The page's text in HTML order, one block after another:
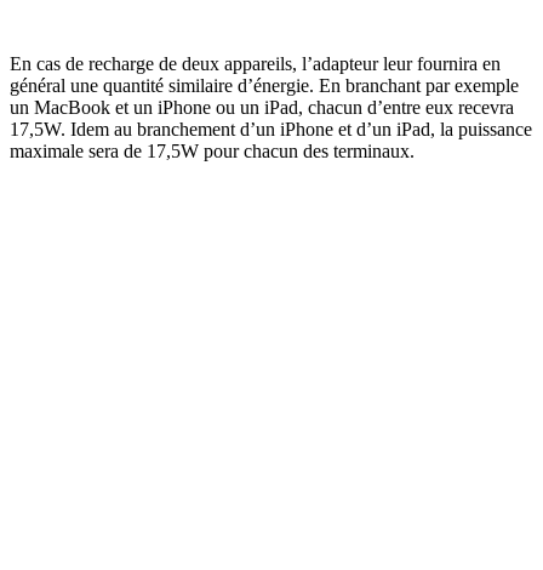
En cas de recharge de deux appareils, l’adapteur leur fournira en
général une quantité similaire d’énergie. En branchant par exemple
un MacBook et un iPhone ou un iPad, chacun d’entre eux recevra
17,5W. Idem au branchement d’un iPhone et d’un iPad, la puissance
maximale sera de 17,5W pour chacun des terminaux.